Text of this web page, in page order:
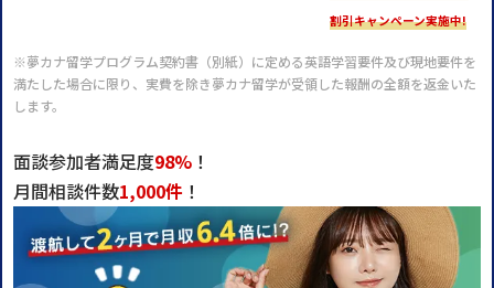
割引キャンペーン実施中!
※夢カナ留学プログラム契約書（別紙）に定める英語学習要件及び現地要件を
満たした場合に限り、実費を除き夢カナ留学が受領した報酬の全額を返金いた
します。
面談参加者満足度98% ！
月間相談件数1,000件 ！